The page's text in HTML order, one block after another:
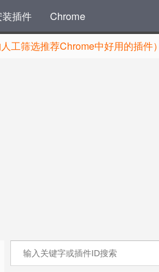
插件 Chrome
工筛选推荐Chrome中好用的插件）